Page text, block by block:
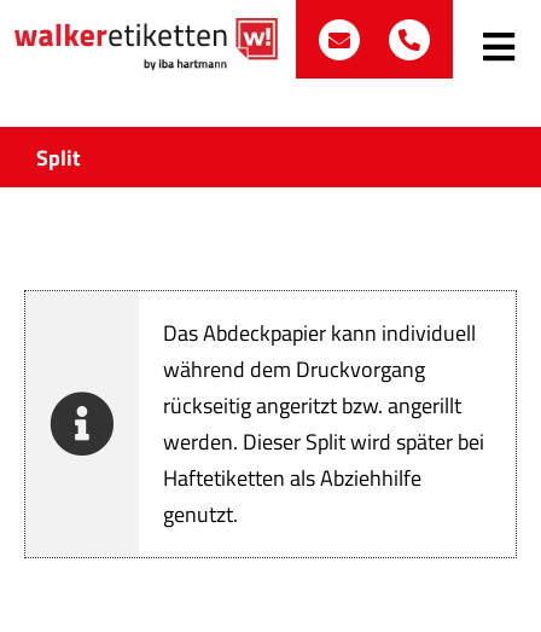
Inhalt
post@walker-
+49Toggle
Split
Das Abdeckpapier kann individuell
während dem Druckvorgang
rückseitig angeritzt bzw. angerillt
werden. Dieser Split wird später bei
Haftetiketten als Abziehhilfe
genutzt.